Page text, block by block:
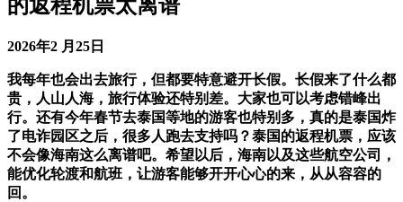
的返程机票太离谱
2026年2 月25日
我每年也会出去旅行，但都要特意避开长假。长假来了什么都
贵，人山人海，旅行体验还特别差。大家也可以考虑错峰出
行。还有今年春节去泰国等地的游客也特别多，真的是泰国炸
了电诈园区之后，很多人跑去支持吗？泰国的返程机票，应该
不会像海南这么离谱吧。希望以后，海南以及这些航空公司，
能优化轮渡和航班，让游客能够开开心心的来，从从容容的
回。